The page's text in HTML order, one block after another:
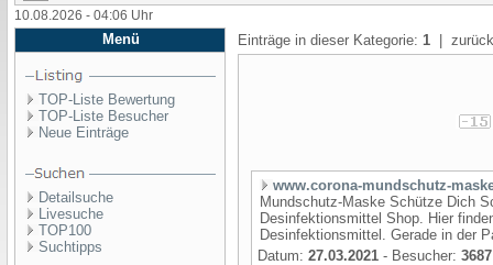
10.08.2026 - 04:06 Uhr
Menü
TOP-Liste Bewertung
TOP-Liste Besucher
Neue Einträge
Detailsuche
Livesuche
TOP100
Suchtipps
Einträge in dieser Kategorie: 1 |
www.corona-mundschutz-
Mundschutz-Maske Schütze Dich
Desinfektionsmittel Shop. Hier
Desinfektionsmittel. Gerade in der
Datum: 27.03.2021 - Besucher: 3687